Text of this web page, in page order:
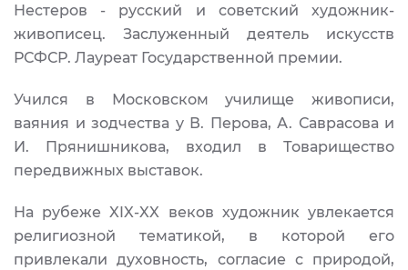
Нестеров - русский и советский художник-
живописец. Заслуженный деятель искусств
РСФСР. Лауреат Государственной премии.
Учился в Московском училище живописи,
ваяния и зодчества у В. Перова, А. Саврасова и
И. Прянишникова, входил в Товарищество
передвижных выставок.
На рубеже XIX-XX веков художник увлекается
религиозной тематикой, в которой его
привлекали духовность, согласие с природой,